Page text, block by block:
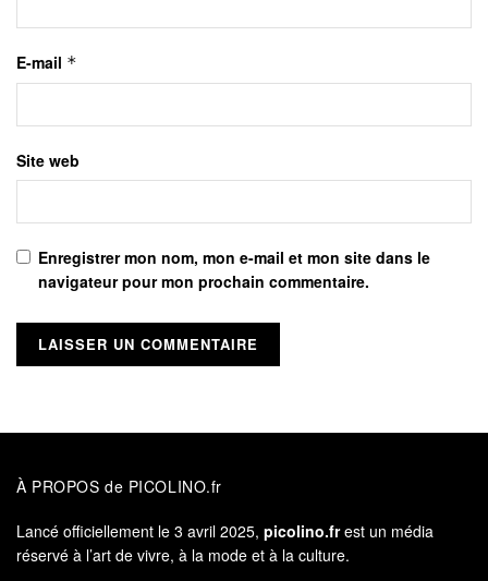
E-mail *
Site web
Enregistrer mon nom, mon e-mail et mon site dans le
navigateur pour mon prochain commentaire.
À PROPOS de PICOLINO.fr
Lancé officiellement le 3 avril 2025, picolino.frest un média
réservé à l’art de vivre, à la mode et à la culture.